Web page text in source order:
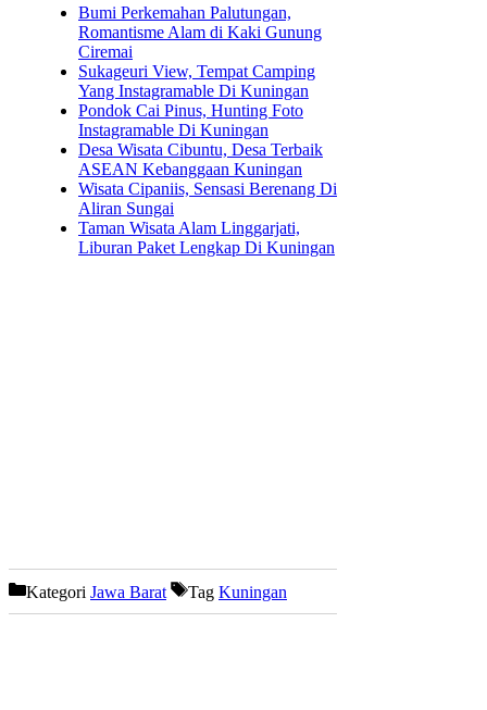
Bumi Perkemahan Palutungan,
Romantisme Alam di Kaki Gunung
Ciremai
Sukageuri View, Tempat Camping
Yang Instagramable Di Kuningan
Pondok Cai Pinus, Hunting Foto
Instagramable Di Kuningan
Desa Wisata Cibuntu, Desa Terbaik
ASEAN Kebanggaan Kuningan
Wisata Cipaniis, Sensasi Berenang Di
Aliran Sungai
Taman Wisata Alam Linggarjati,
Liburan Paket Lengkap Di Kuningan
Kategori Jawa Barat Tag Kuningan